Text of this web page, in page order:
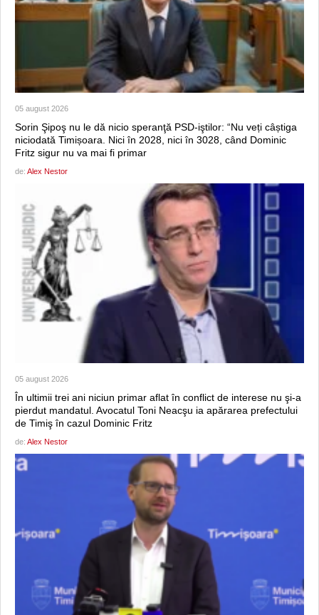
05 august 2026
Sorin Şipoş nu le dă nicio speranţă PSD-iştilor: “Nu veți câștiga
niciodată Timișoara. Nici în 2028, nici în 3028, când Dominic
Fritz sigur nu va mai fi primar
de: Alex Nestor
05 august 2026
În ultimii trei ani niciun primar aflat în conflict de interese nu şi-a
pierdut mandatul. Avocatul Toni Neacşu ia apărarea prefectului
de Timiş în cazul Dominic Fritz
de: Alex Nestor